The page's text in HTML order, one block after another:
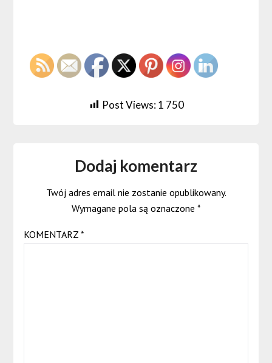
Post Views:1 750
Dodaj komentarz
Twój adres email nie zostanie opublikowany.
Wymagane pola są oznaczone *
KOMENTARZ *